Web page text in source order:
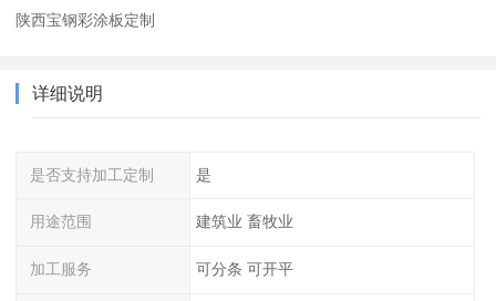
陕西宝钢彩涂板定制
详细说明
是否支持加工定制 是
用途范围 建筑业 畜牧业
加工服务 可分条 可开平